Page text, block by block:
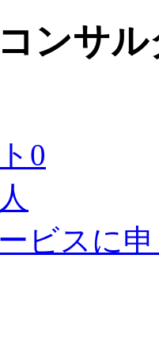
ンサ
0
ビスに